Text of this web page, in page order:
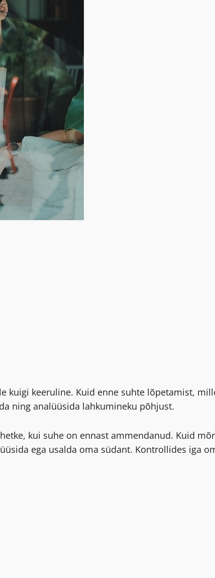
kuigi keeruline. Kuid enne suhte lõpetamist,
ning analüüsida lahkumineku põhjust.
kui suhe on ennast ammendanud. Kuid
ega usalda oma südant. Kontrollides iga